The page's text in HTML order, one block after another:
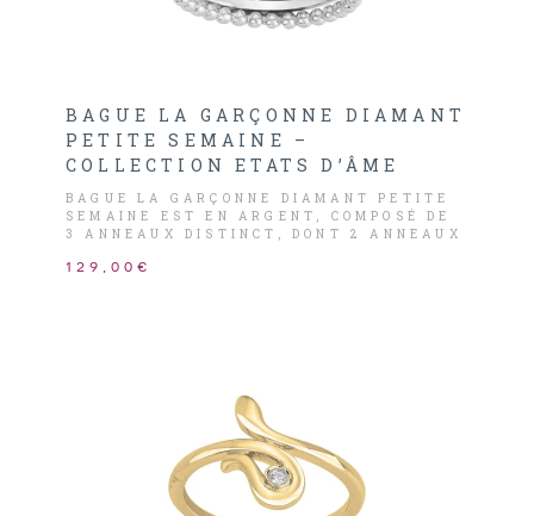
BAGUE LA GARÇONNE DIAMANT
PETITE SEMAINE –
COLLECTION ETATS D’ÂME
BAGUE LA GARÇONNE DIAMANT PETITE
SEMAINE EST EN ARGENT, COMPOSÉ DE
3 ANNEAUX DISTINCT, DONT 2 ANNEAUX
DIAMANT HSI 0,015CARATS.
129,00€